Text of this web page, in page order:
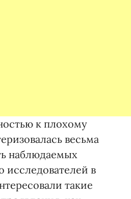
к плохому
весьма
наблюдаемых
исследователей в
такие